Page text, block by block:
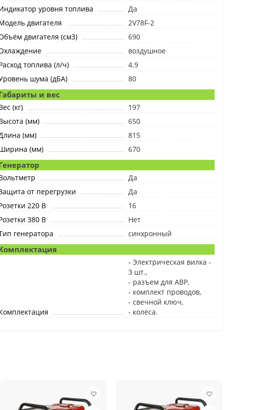
уровня топлива
Да
двигателя
2V78F-2
двигателя (см3)
690
воздушное
топлива (л/ч)
4.9
шума (дБА)
80
и вес
(кг)
197
(мм)
650
(мм)
815
(мм)
670
Да
от перегрузки
Да
220 В
16
380 В
Нет
генератора
синхронный
- Электрическая вилка -
3 шт.,
- разъем для АВР,
- комплект проводов,
- свечной ключ,
- колёса.